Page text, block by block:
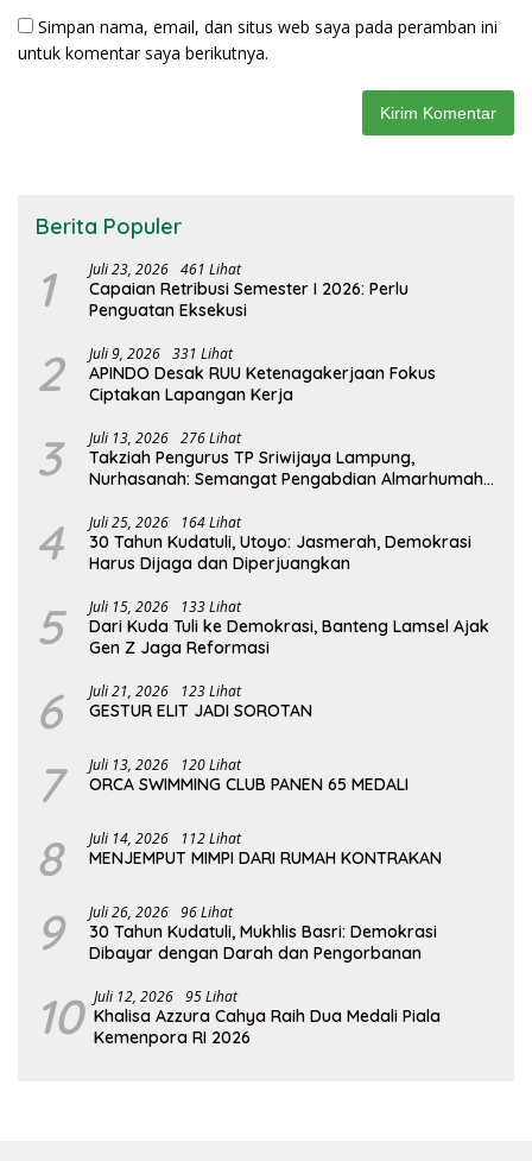
Simpan nama, email, dan situs web saya pada peramban ini
untuk komentar saya berikutnya.
Berita Populer
1 Juli 23, 2026 461 Lihat
Capaian Retribusi Semester I 2026: Perlu
Penguatan Eksekusi
2 Juli 9, 2026 331 Lihat
APINDO Desak RUU Ketenagakerjaan Fokus
Ciptakan Lapangan Kerja
3 Juli 13, 2026 276 Lihat
Takziah Pengurus TP Sriwijaya Lampung,
Nurhasanah: Semangat Pengabdian Almarhumah
4 Juli 25, 2026 164 Lihat
30 Tahun Kudatuli, Utoyo: Jasmerah, Demokrasi
Harus Dijaga dan Diperjuangkan
5 Juli 15, 2026 133 Lihat
Dari Kuda Tuli ke Demokrasi, Banteng Lamsel Ajak
Gen Z Jaga Reformasi
6 Juli 21, 2026 123 Lihat
GESTUR ELIT JADI SOROTAN
7 Juli 13, 2026 120 Lihat
ORCA SWIMMING CLUB PANEN 65 MEDALI
8 Juli 14, 2026 112 Lihat
MENJEMPUT MIMPI DARI RUMAH KONTRAKAN
9 Juli 26, 2026 96 Lihat
30 Tahun Kudatuli, Mukhlis Basri: Demokrasi
Dibayar dengan Darah dan Pengorbanan
10 Juli 12, 2026 95 Lihat
Khalisa Azzura Cahya Raih Dua Medali Piala
Kemenpora RI 2026